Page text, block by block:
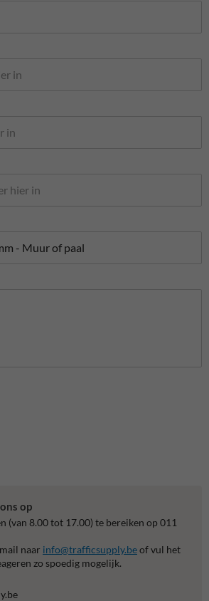
op
(van 8.00 tot 17.00) te bereiken op 011
naar info@trafficsupply.beof vul het
zo spoedig mogelijk.